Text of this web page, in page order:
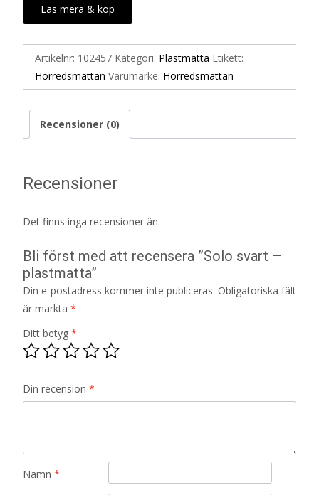
Läs mera & köp
Artikelnr: 102457 Kategori: Plastmatta Etikett:
Horredsmattan Varumärke: Horredsmattan
Recensioner (0)
Recensioner
Det finns inga recensioner än.
Bli först med att recensera ”Solo svart –
plastmatta”
Din e-postadress kommer inte publiceras. Obligatoriska fält
är märkta *
Ditt betyg *
Din recension *
Namn *